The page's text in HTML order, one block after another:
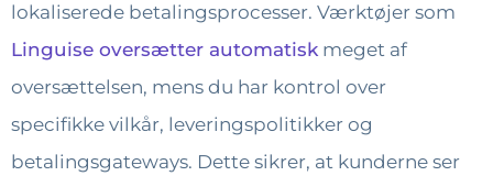
lokaliserede betalingsprocesser. Værktøjer som
Linguise oversætter automatisk meget af
oversættelsen, mens du har kontrol over
specifikke vilkår, leveringspolitikker og
betalingsgateways. Dette sikrer, at kunderne ser